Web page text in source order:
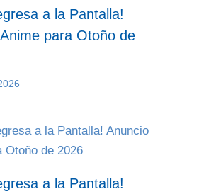
a la Pantalla!
para Otoño de
a la Pantalla!